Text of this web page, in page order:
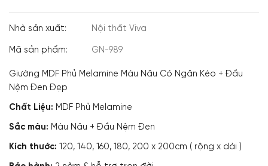
Nhà sản xuất: Nội thất Viva
Mã sản phẩm: GN-989
Giường MDF Phủ Melamine Màu Nâu Có Ngăn Kéo + Đầu
Nệm Đen Đẹp
Chất Liệu: MDF Phủ Melamine
Sắc màu: Màu Nâu + Đầu Nệm Đen
Kích thước: 120, 140, 160, 180, 200 x 200cm ( rộng x dài )